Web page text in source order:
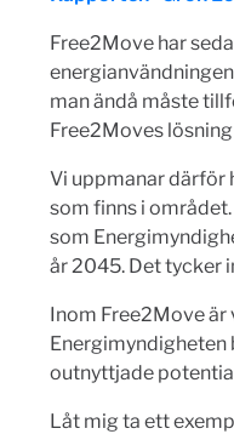
Free2Move har
man ändå måste
Free2Moves
Vi uppmanar därför
som finns i
som
år 2045. Det tycker
Inom Free2Move är
Energimyndigheten
outnyttjade
Låt mig ta ett